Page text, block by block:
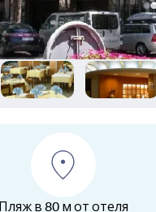
Пляж в 80 м от отеля